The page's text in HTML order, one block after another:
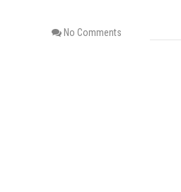
No Comments